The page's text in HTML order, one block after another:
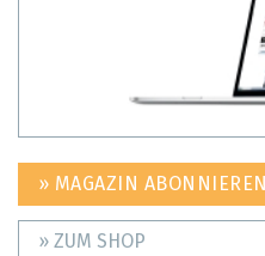
» MAGAZIN ABONNIEREN
» ZUM SHOP